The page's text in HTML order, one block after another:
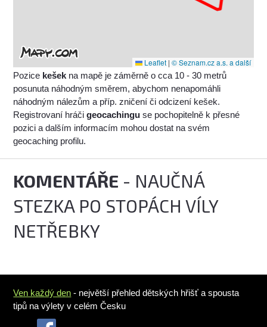
Leaflet | © Seznam.cz a.s. a další
Pozice kešek na mapě je záměrně o cca 10 - 30 metrů
posunuta náhodným směrem, abychom nenapomáhli
náhodným nálezům a příp. zničení či odcizení kešek.
Registrovaní hráčigeocachingu se pochopitelně k přesné
pozici a dalším informacím mohou dostat na svém
geocaching profilu.
KOMENTÁŘE - NAUČNÁ
STEZKA PO STOPÁCH VÍLY
NETŘEBKY
Ven každý den - největší přehled dětských hřišť a spousta
tipů na výlety v celém Česku